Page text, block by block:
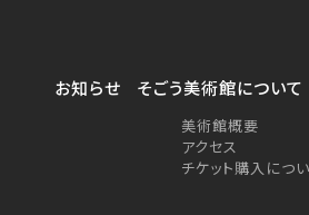
お知らせ そごう美術館について
美術館概要
アクセス
チケット購入につ